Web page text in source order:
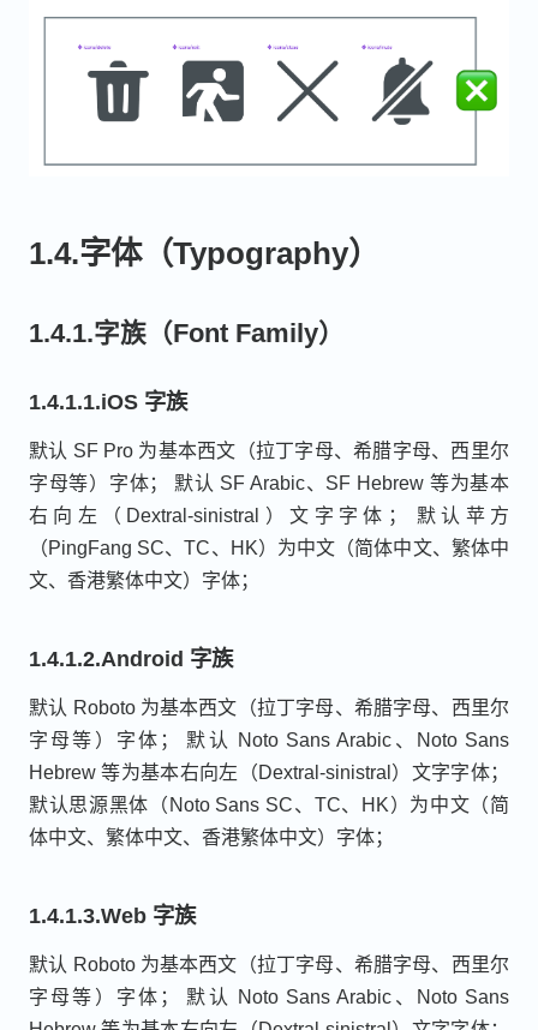
1.4.字体（Typography）
1.4.1.字族（Font Family）
1.4.1.1.iOS 字族
默认 SF Pro 为基本西文（拉丁字母、希腊字母、西里尔
字母等）字体； 默认 SF Arabic、SF Hebrew 等为基本
右向左（Dextral-sinistral）文字字体； 默认苹方
（PingFang SC、TC、HK）为中文（简体中文、繁体中
文、香港繁体中文）字体；
1.4.1.2.Android 字族
默认 Roboto 为基本西文（拉丁字母、希腊字母、西里尔
字母等）字体； 默认 Noto Sans Arabic、Noto Sans
Hebrew 等为基本右向左（Dextral-sinistral）文字字体；
默认思源黑体（Noto Sans SC、TC、HK）为中文（简
体中文、繁体中文、香港繁体中文）字体；
1.4.1.3.Web 字族
默认 Roboto 为基本西文（拉丁字母、希腊字母、西里尔
字母等）字体； 默认 Noto Sans Arabic、Noto Sans